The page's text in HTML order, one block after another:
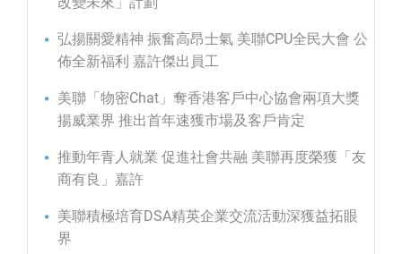
弘揚關愛精神 振奮高昂士氣 美聯CPU全民大會 公
佈全新福利 嘉許傑出員工
美聯「物密Chat」奪香港客戶中心協會兩項大獎
揚威業界 推出首年速獲市場及客戶肯定
推動年青人就業 促進社會共融 美聯再度榮獲「友
商有良」嘉許
美聯積極培育DSA精英企業交流活動深獲益拓眼
界